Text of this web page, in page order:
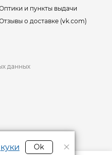
и пункты выдачи
о доставке (vk.com)
данных
куки Ok